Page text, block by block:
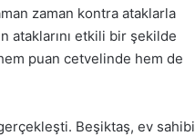
zaman kontra ataklarla
ataklarını etkili bir şekilde
puan cetvelinde hem de
Beşiktaş, ev sahibi